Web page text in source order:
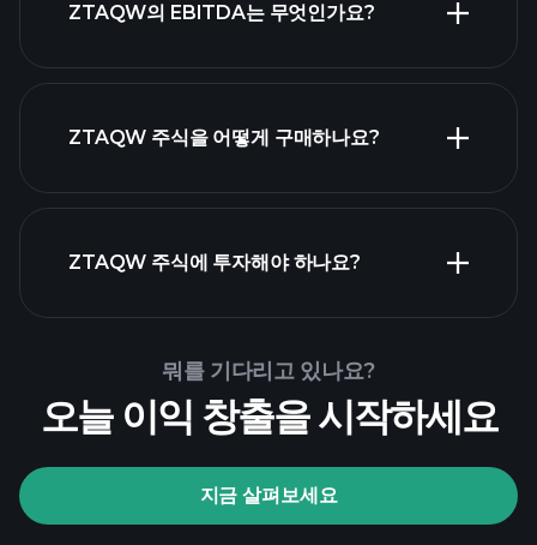
고용주 목록
ZTAQW의 EBITDA는 무엇인가요?
ZTAQW
ZTAQW 주식을 어떻게 구매하나요?
Playtrade Tournaments
추천된 중개인
ZTAQW 주식에 투자해야 하나요?
Playtrade Tournaments
뭐를 기다리고 있나요?
오늘 이익 창출을 시작하세요
지금 살펴보세요